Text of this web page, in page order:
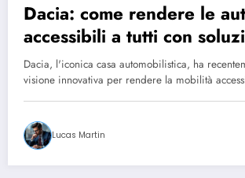
Dacia: come rendere le
accessibili a tutti con
innovative
Dacia, l'iconica casa automobilistica, ha
visione innovativa per rendere la mobilità
Lucas Martin